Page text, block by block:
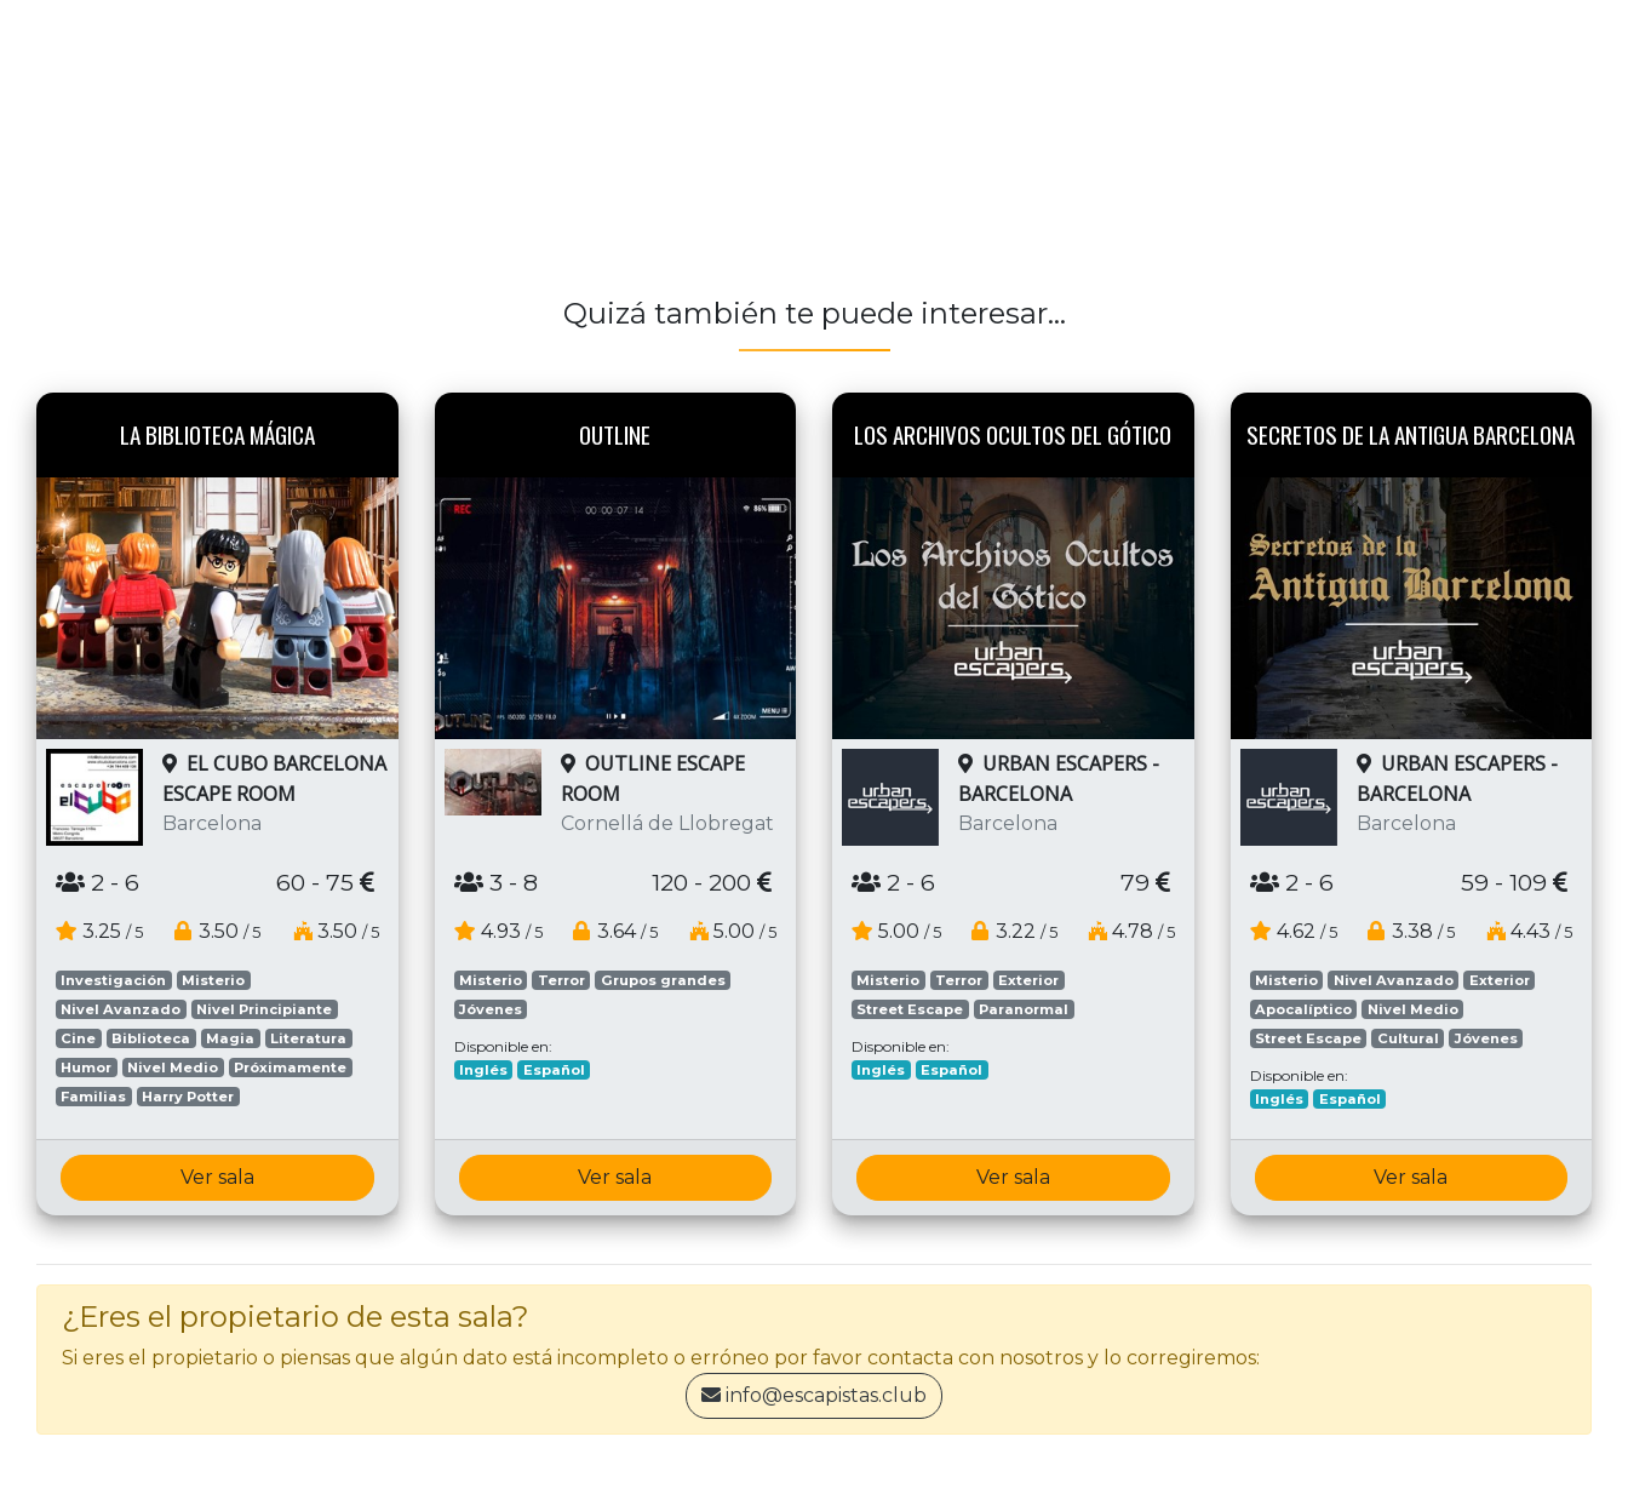
Quizá también te puede interesar...
LA BIBLIOTECA MÁGICA
EL CUBO BARCELONA
ESCAPE ROOM
Barcelona
2 - 6 60 - 75
3.25 / 5 3.50/ 5 3.50 / 5
Investigación
Misterio
Nivel Avanzado
Nivel Principiante
Cine
Biblioteca Magia
Literatura
Humor
Nivel Medio
Próximamente
Familias
Harry Potter
Ver sala
OUTLINE
OUTLINE ESCAPE
ROOM
Cornellá de Llobregat
3 - 8 120 - 200
4.93 / 5 3.64/ 5 5.00 / 5
Misterio Terror
Grupos grandes
Jóvenes
Disponible en:
Inglés Español
Ver sala
LOS ARCHIVOS OCULTOS DEL GÓTICO
URBAN ESCAPERS -
BARCELONA
Barcelona
2 - 6 79
5.00 / 5 3.22 / 5 4.78 / 5
Misterio Terror
Exterior
Street Escape
Paranormal
Disponible en:
Inglés Español
Ver sala
SECRETOS DE LA ANTIGUA BARCELONA
URBAN ESCAPERS -
BARCELONA
Barcelona
2 - 6 59 - 109
4.62 / 5 3.38/ 5 4.43 / 5
Misterio Nivel Avanzado
Exterior
Apocalíptico
Nivel Medio
Street Escape
Cultural Jóvenes
Disponible en:
Inglés Español
Ver sala
¿Eres el propietario de esta sala?
Si eres el propietario o piensas que algún dato está incompleto o erróneo por favor contacta con nosotros y lo corregiremos:
info@escapistas.club